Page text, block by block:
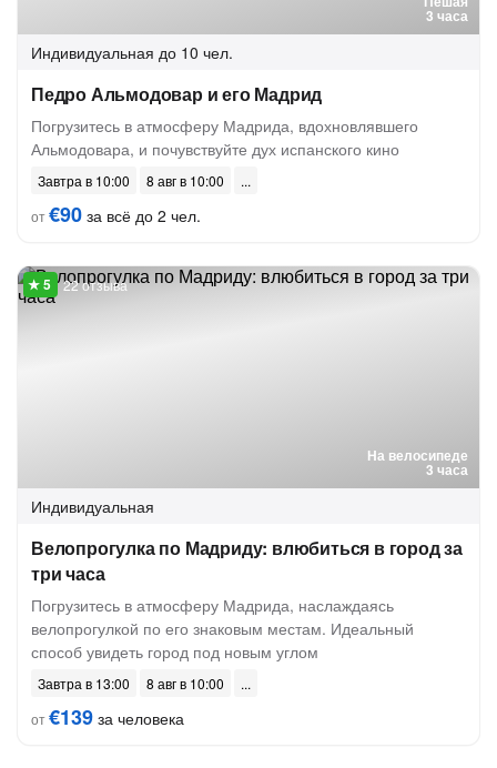
3 часа
Индивидуальная до 10 чел.
Педро Альмодовар и его Мадрид
Погрузитесь в атмосферу Мадрида, вдохновлявшего
Альмодовара, и почувствуйте дух испанского кино
Завтра в 10:00
8 авг в 10:00
от€90 за всё до 2 чел.
На велосипеде
3 часа
22 отзыва
Индивидуальная
Велопрогулка по Мадриду: влюбиться в город за
три часа
Погрузитесь в атмосферу Мадрида, наслаждаясь
велопрогулкой по его знаковым местам. Идеальный
способ увидеть город под новым углом
Завтра в 13:00
8 авг в 10:00
от€139 за человека